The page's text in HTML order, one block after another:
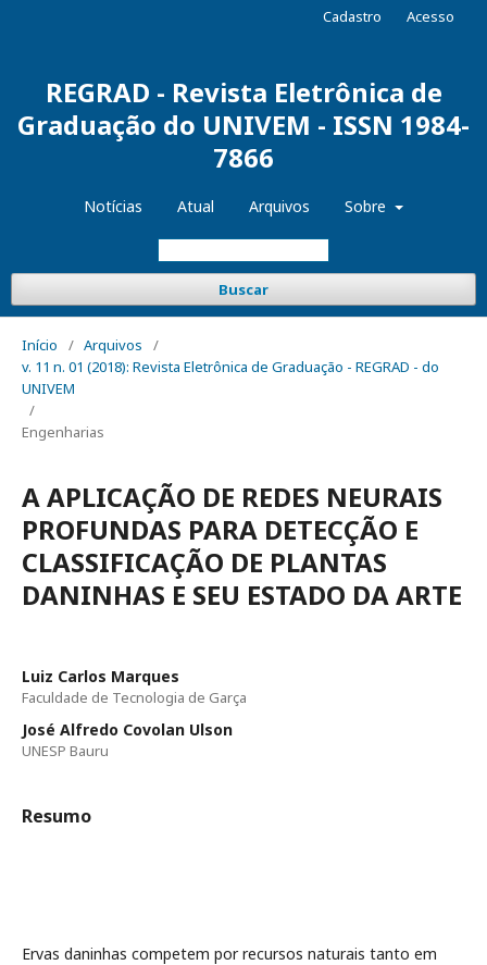
REGRAD - Revista Eletrônica de
Graduação do UNIVEM - ISSN 1984-
7866
Notícias Atual Arquivos Sobre
Buscar
Cadastro Acesso
Início / Arquivos
/
v. 11 n. 01 (2018): Revista Eletrônica de Graduação - REGRAD - do
UNIVEM
/
Engenharias
A APLICAÇÃO DE REDES NEURAIS
PROFUNDAS PARA DETECÇÃO E
CLASSIFICAÇÃO DE PLANTAS
DANINHAS E SEU ESTADO DA ARTE
Luiz Carlos Marques
Faculdade de Tecnologia de Garça
José Alfredo Covolan Ulson
UNESP Bauru
Resumo
Ervas daninhas competem por recursos naturais tanto em